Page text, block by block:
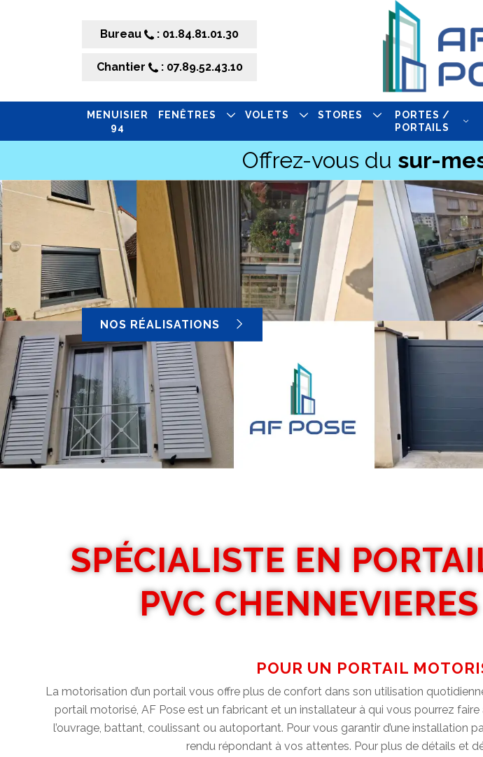
Bureau : 01.84.81.01.30
Chantier : 07.89.52.43.10
MENUISIER
94
FENÊTRES VOLETS STORES
PORTES /
PORTAILS
Offrez-vous du sur-
NOS RÉALISATIONS
SPÉCIALISTE EN
PVC
POUR UN PORTAIL
La motorisation d’un portail vous offre plus de confort dans son utilisation
portail motorisé, AF Pose est un fabricant et un installateur à qui vous pourrez
l’ouvrage, battant, coulissant ou autoportant. Pour vous garantir d’une
rendu répondant à vos attentes. Pour plus de détails et